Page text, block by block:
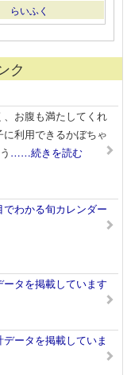
らいふく
ク
お腹も満たしてくれ
利用できるかぼちゃ
……続きを読む
わかる旬カレンダー
タを掲載しています
ータを掲載していま